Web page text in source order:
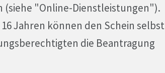
(siehe "Online-Dienstleistungen").
Jahren können den Schein selbst
die Beantragung